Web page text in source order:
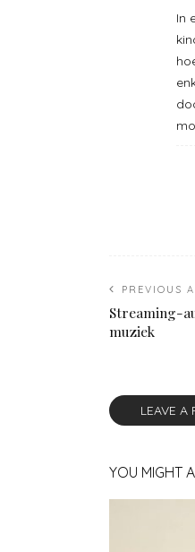
In
PREVIOUS
Streaming-
muziek
LEAVE A
YOU MIGHT